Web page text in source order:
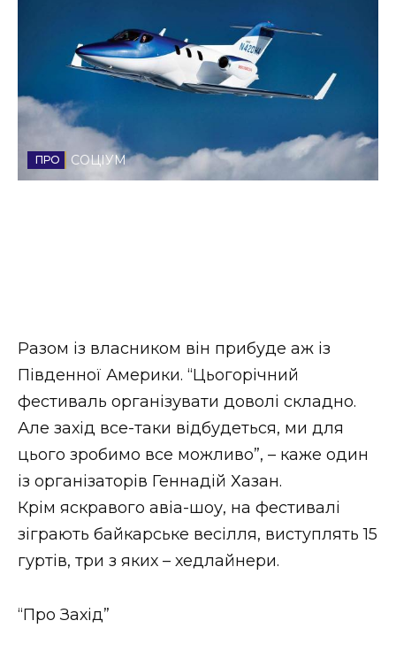
Стиль життя
Втрачений Ужгород
Втрачений Ужгород (відеоверсія)
ФОТО
ВІДЕО
СОЦІУМ
Разом із власником він прибуде аж із
Південної Америки. “Цьогорічний
фестиваль організувати доволі складно.
Але захід все-таки відбудеться, ми для
цього зробимо все можливо”, – каже один
із організаторів Геннадій Хазан.
Крім яскравого авіа-шоу, на фестивалі
зіграють байкарське весілля, виступлять 15
гуртів, три з яких – хедлайнери.
“Про Захід”